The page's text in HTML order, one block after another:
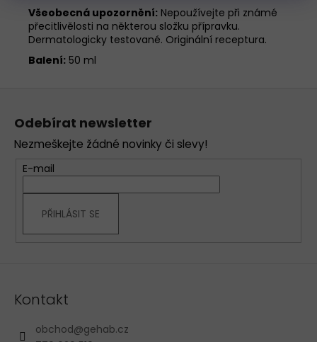
Všeobecná upozornění: Nepoužívejte při známé
přecitlivělosti na některou složku přípravku.
Dermatologicky testované. Originální receptura.
Balení: 50 ml
Odebírat newsletter
Nezmeškejte žádné novinky či slevy!
E-mail
PŘIHLÁSIT SE
Kontakt
obchod@gehab.cz